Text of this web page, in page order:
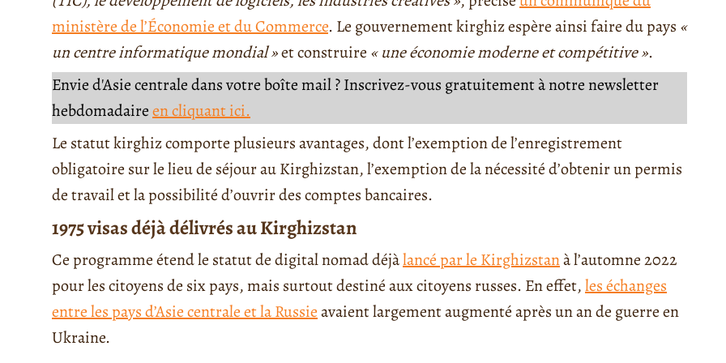
ministère de l’Économie et du Commerce. Le gouvernement kirghiz espère ainsi faire du pays «
un centre informatique mondial »et construire « une économie moderne et compétitive ».
Envie d'Asie centrale dans votre boîte mail ? Inscrivez-vous gratuitement à notre newsletter
hebdomadaireen cliquant ici.
Le statut kirghiz comporte plusieurs avantages, dont l’exemption de l’enregistrement
obligatoire sur le lieu de séjour au Kirghizstan, l’exemption de la nécessité d’obtenir un permis
de travail et la possibilité d’ouvrir des comptes bancaires.
1975 visas déjà délivrés au Kirghizstan
Ce programme étend le statut de digital nomad déjàlancé par le Kirghizstanà l’automne 2022
pour les citoyens de six pays, mais surtout destiné aux citoyens russes. En effet,les échanges
entre les pays d’Asie centrale et la Russieavaient largement augmenté après un an de guerre en
Ukraine.